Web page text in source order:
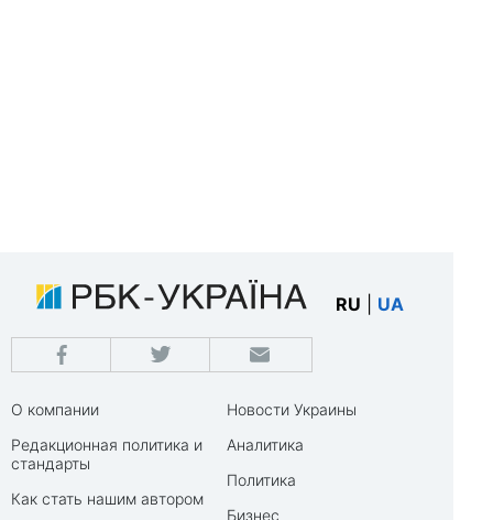
RU UA
О компании
Редакционная политика и
стандарты
Как стать нашим автором
Новости Украины
Аналитика
Политика
Бизнес